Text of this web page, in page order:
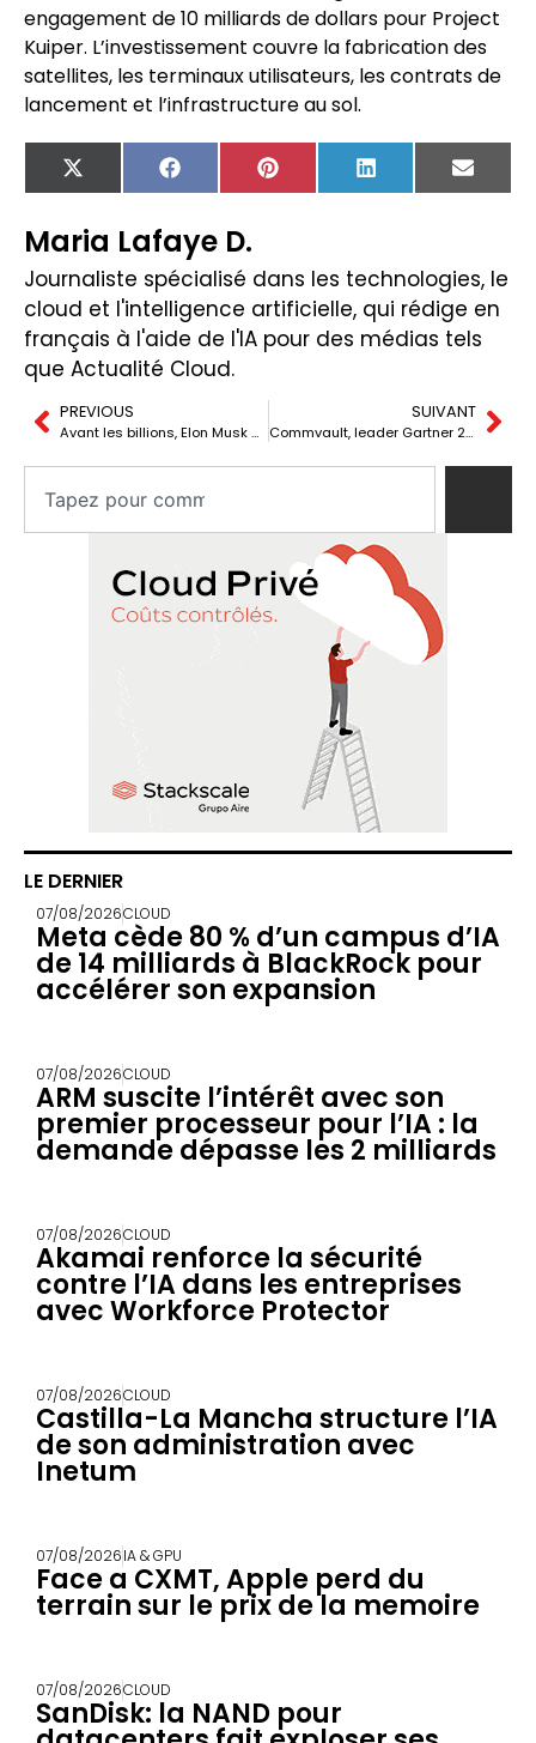
engagement de 10 milliards de dollars pour Project
Kuiper. L’investissement couvre la fabrication des
satellites, les terminaux utilisateurs, les contrats de
lancement et l’infrastructure au sol.
X
(Twitter)
FacebookPinterest LinkedIn Email
Maria Lafaye D.
Journaliste spécialisé dans les technologies, le
cloud et l'intelligence artificielle, qui rédige en
français à l'aide de l'IA pour des médias tels
que Actualité Cloud.
PREVIOUS
Avant les billions, Elon Musk a appris que l’usine décide de l’avenir
SUIVANT
Commvault, leader Gartner 2026 pour la 15e année : ce que ResOps change à la résilience d’entreprise
LE DERNIER
07/08/2026CLOUD
Meta cède 80 % d’un campus d’IA
de 14 milliards à BlackRock pour
accélérer son expansion
07/08/2026CLOUD
ARM suscite l’intérêt avec son
premier processeur pour l’IA : la
demande dépasse les 2 milliards
07/08/2026CLOUD
Akamai renforce la sécurité
contre l’IA dans les entreprises
avec Workforce Protector
07/08/2026CLOUD
Castilla-La Mancha structure l’IA
de son administration avec
Inetum
07/08/2026IA & GPU
Face a CXMT, Apple perd du
terrain sur le prix de la memoire
07/08/2026CLOUD
SanDisk: la NAND pour